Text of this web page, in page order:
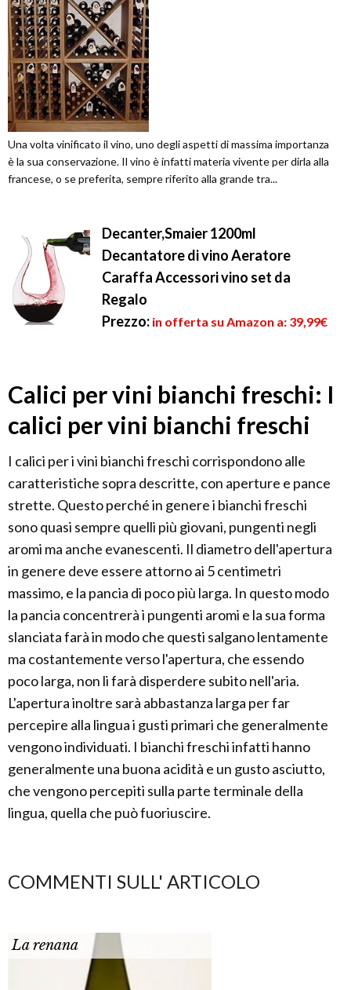
Una volta vinificato il vino, uno degli aspetti di massima importanza
è la sua conservazione. Il vino è infatti materia vivente per dirla alla
francese, o se preferita, sempre riferito alla grande tra...
Decanter,Smaier 1200ml
Decantatore di vino Aeratore
Caraffa Accessori vino set da
Regalo
Prezzo: in offerta su Amazon a: 39,99€
Calici per vini bianchi freschi: I
calici per vini bianchi freschi
I calici per i vini bianchi freschi corrispondono alle
caratteristiche sopra descritte, con aperture e pance
strette. Questo perché in genere i bianchi freschi
sono quasi sempre quelli più giovani, pungenti negli
aromi ma anche evanescenti. Il diametro dell'apertura
in genere deve essere attorno ai 5 centimetri
massimo, e la pancia di poco più larga. In questo modo
la pancia concentrerà i pungenti aromi e la sua forma
slanciata farà in modo che questi salgano lentamente
ma costantemente verso l'apertura, che essendo
poco larga, non li farà disperdere subito nell'aria.
L'apertura inoltre sarà abbastanza larga per far
percepire alla lingua i gusti primari che generalmente
vengono individuati. I bianchi freschi infatti hanno
generalmente una buona acidità e un gusto asciutto,
che vengono percepiti sulla parte terminale della
lingua, quella che può fuoriuscire.
COMMENTI SULL' ARTICOLO
La renana